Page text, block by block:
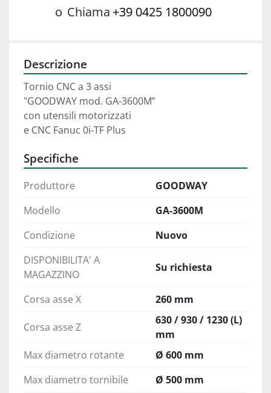
o Chiama +39 0425 1800090
Descrizione
Tornio CNC a 3 assi
"GOODWAY mod. GA-3600M”
con utensili motorizzati
e CNC Fanuc 0i-TF Plus
Specifiche
Produttore
GOODWAY
Modello
GA-3600M
Condizione
Nuovo
DISPONIBILITA' A
MAGAZZINO
Su richiesta
Corsa asse X 260 mm
Corsa asse Z
630 / 930 / 1230 (L)
mm
Max diametro rotante
Ø 600 mm
Max diametro tornibile
Ø 500 mm